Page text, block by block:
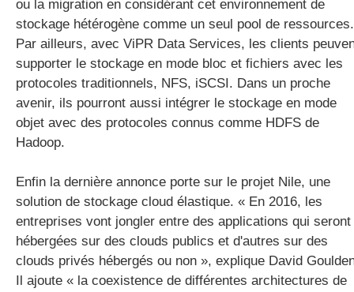
ou la migration en considérant cet environnement de
stockage hétérogène comme un seul pool de ressources.
Par ailleurs, avec ViPR Data Services, les clients
supporter le stockage en mode bloc et fichiers avec les
protocoles traditionnels, NFS, iSCSI. Dans un proche
avenir, ils pourront aussi intégrer le stockage en mode
objet avec des protocoles connus comme HDFS de
Hadoop.
Enfin la dernière annonce porte sur le projet Nile, une
solution de stockage cloud élastique. « En 2016, les
entreprises vont jongler entre des applications qui seront
hébergées sur des clouds publics et d'autres sur des
clouds privés hébergés ou non », explique David
Il ajoute « la coexistence de différentes architectures de